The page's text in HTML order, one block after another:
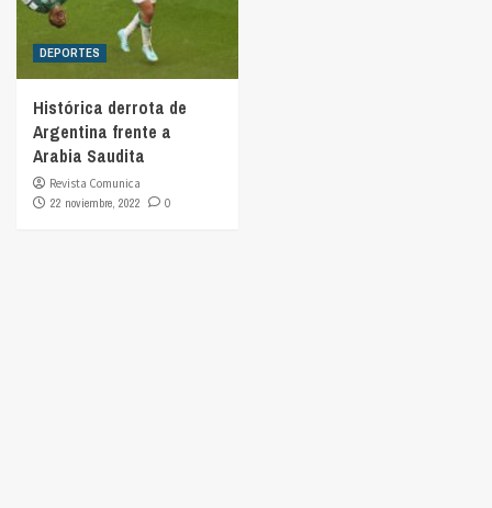
DEPORTES
Histórica derrota de
Argentina frente a
Arabia Saudita
Revista Comunica
22 noviembre, 2022
0